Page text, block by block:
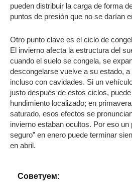
pueden distribuir la carga de forma
puntos de presión que no se darían
Otro punto clave es el ciclo de
El invierno afecta la estructura del
cuando el suelo se congela, se
descongelarse vuelve a su estado,
incluso con cavidades. Si un
justo después de estos ciclos,
hundimiento localizado; en
saturado, esos efectos se
invierno estaban ocultos. Por eso un
seguro” en enero puede terminar
en abril.
Cоветуем: